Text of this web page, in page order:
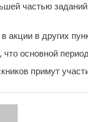
частью
акции в других
основной
примут